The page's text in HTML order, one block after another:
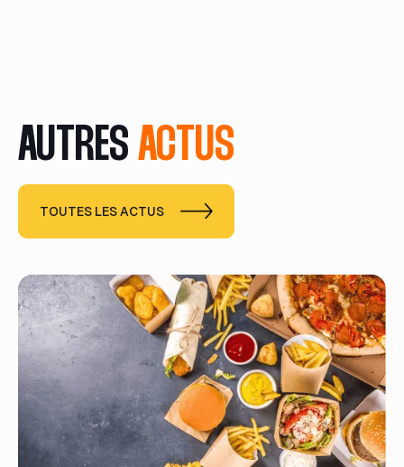
AUTRES ACTUS
TOUTES LES ACTUS